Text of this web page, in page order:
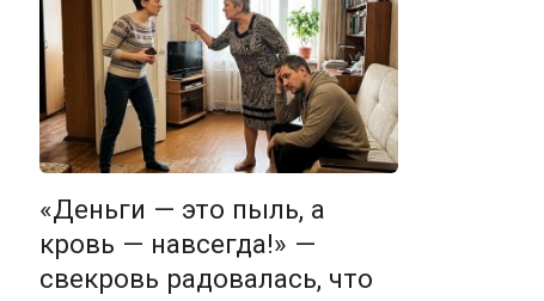
«Деньги — это пыль, а
кровь — навсегда!» —
свекровь радовалась, что